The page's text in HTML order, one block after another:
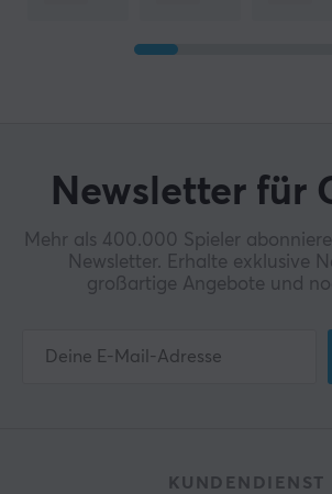
Newsletter für
Mehr als 400.000 Spieler
Newsletter. Erhalte exklusive
großartige Angebote und
KUNDENDIENST